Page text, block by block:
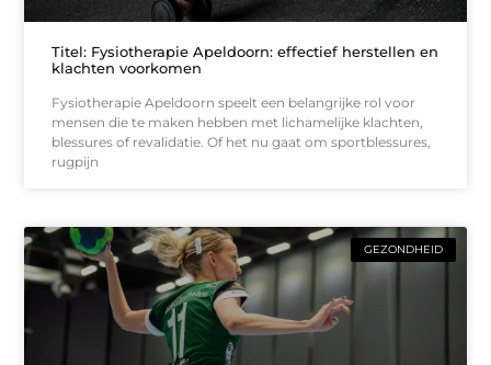
Titel: Fysiotherapie Apeldoorn: effectief herstellen en
klachten voorkomen
Fysiotherapie Apeldoorn speelt een belangrijke rol voor
mensen die te maken hebben met lichamelijke klachten,
blessures of revalidatie. Of het nu gaat om sportblessures,
rugpijn
GEZONDHEID